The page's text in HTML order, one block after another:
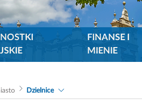
FINANSE I
MIENIE
Dzielnice